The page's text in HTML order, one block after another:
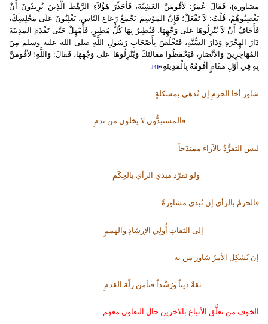
مشاورة)، فَقَالَ عُمَرُ: لَأَقُومَنَّ العَشِيَّةَ، فَأُحَذِّرَ هَؤُلاَءِ الرَّهْطَ الَّذِينَ يُرِيدُونَ أَنْ
يَغْصِبُوهُمْ، قُلْتُ: لاَ تَفْعَلْ؛ فَإِنَّ المَوْسِمَ يَجْمَعُ رَعَاعَ النَّاسِ، يَغْلِبُونَ عَلَى مَجْلِسِكَ،
فَأَخَافُ أَنْ لاَ يُنْزِلُوهَا عَلَى وَجْهِهَا، فَيُطِيرُ بِهَا كُلُّ مُطِيرٍ، فَأَمْهِلْ حَتَّى تَقْدَمَ المَدِينَةَ
دَارَ الهِجْرَةِ وَدَارَ السُّنَّةِ، فَتَخْلُصَ بِأَصْحَابِ رَسُولِ اللَّهِ صلى الله عليه وسلم مِنَ
المُهَاجِرِينَ وَالأَنْصَارِ، فَيَحْفَظُوا مَقَالَتَكَ وَيُنْزِلُوهَا عَلَى وَجْهِهَا، فَقَالَ: وَاللَّهِ! لَأَقُومَنَّ
بِهِ فِي أَوَّلِ مَقَامٍ أَقُومُهُ بِالْمَدِينَةِ»[4]
.
شاور أخا الحزمِ إن تُدهَى بمشكلةٍ
فالمستبدُّون لا يخلون من ندمِ
ليس التفرُّدُ بالآراء ممتدَحاً
ولو تفرَّد مبدي الرأي بالحِكَمِ
فالحزمُ بالرأي إن تُبدى مشاورةً
إلى الثقاتِ أُولِي الإرشادِ والهممِ
إن يُشكِل الأمرُ شاور من به
ثقةٌ ديناً ورُشْداً فتأمن زلَّةَ القدمِ
الخوف من تعلُّق الأتباع بالآخرين حال التعاون معهم: